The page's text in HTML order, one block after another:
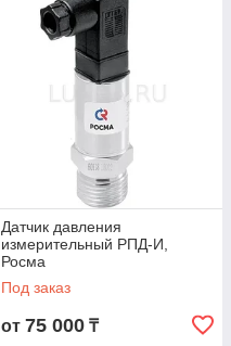
Датчик давления
измерительный РПД-И,
Росма
Под заказ
от 75 000 ₸